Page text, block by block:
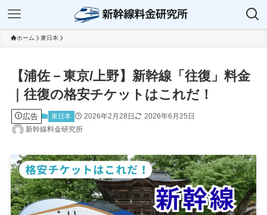
ホーム 東日本
【浦佐－東京/上野】新幹線「往復」料金
｜往復の格安チケットはこれだ！
広告 東日本 2026年2月28日
2026年6月25日
新幹線料金研究所